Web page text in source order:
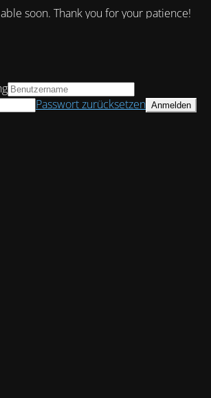
soon. Thank you for your patience!
Passwort zurücksetzen